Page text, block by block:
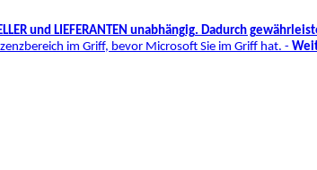
und LIEFERANTEN unabhängig. Dadurch
im Griff, bevor MicrosoftSie im Griff hat. -